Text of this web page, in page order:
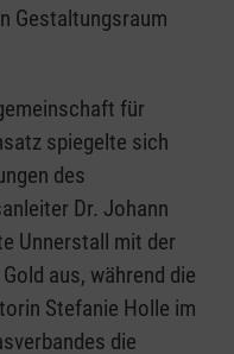
Gestaltungsraum
für
spiegelte sich
des
Dr. Johann
Unnerstall mit der
aus, während die
Stefanie Holle im
die